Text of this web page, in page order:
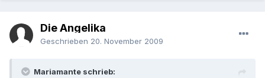
Die Angelika
Geschrieben 20. November 2009
Mariamante schrieb: